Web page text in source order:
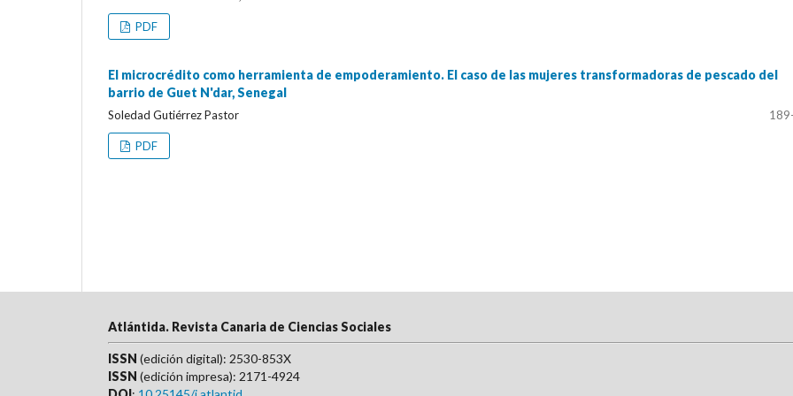
PDF
El microcrédito como herramienta de empoderamiento. El caso de las mujeres transformadoras de pescado del
barrio de Guet N'dar, Senegal
Soledad Gutiérrez Pastor
PDF
Atlántida. Revista Canaria de Ciencias Sociales
ISSN (edición digital): 2530-853X
ISSN (edición impresa): 2171-4924